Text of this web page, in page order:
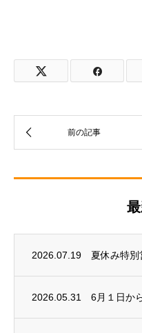
2026.07.19 夏休み特別
2026.05.31 6月１日か